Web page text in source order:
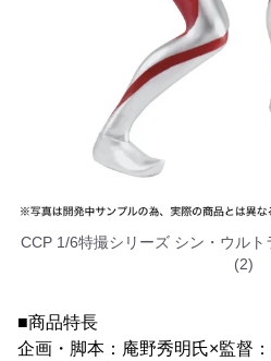
CCP 1/6特撮シリーズ シン・ウル
(2)
■商品特長
企画・脚本：庵野秀明氏×監督